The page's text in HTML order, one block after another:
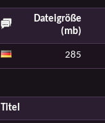
Dateigröße
(mb)
285
Titel